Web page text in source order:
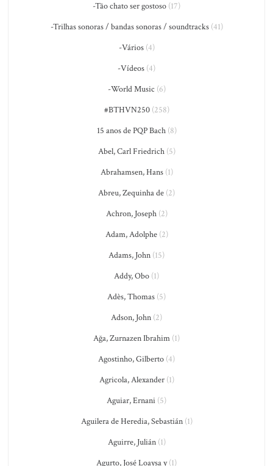
-Tão chato ser gostoso (17)
-Trilhas sonoras / bandas sonoras / soundtracks(41)
-Vários(4)
-Vídeos (4)
-World Music (6)
#BTHVN250(258)
15 anos de PQP Bach(8)
Abel, Carl Friedrich(5)
Abrahamsen, Hans(1)
Abreu, Zequinha de (2)
Achron, Joseph(2)
Adam, Adolphe(2)
Adams, John (15)
Addy, Obo (1)
Adès, Thomas (5)
Adson, John (2)
Ağa, Zurnazen Ibrahim (1)
Agostinho, Gilberto (4)
Agricola, Alexander(1)
Aguiar, Ernani (5)
Aguilera de Heredia, Sebastián(1)
Aguirre, Julián(1)
Agurto, José Loaysa y(1)